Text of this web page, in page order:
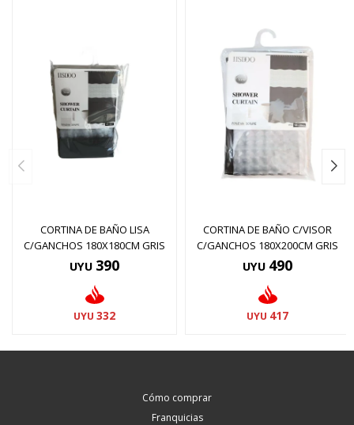
CORTINA DE BAÑO LISA
C/GANCHOS 180X180CM GRIS
UYU 390
UYU 332
CORTINA DE BAÑO C/VISOR
C/GANCHOS 180X200CM GRIS
UYU 490
UYU 417
Cómo comprar
Franquicias